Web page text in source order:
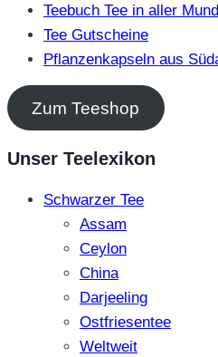
Teebuch Tee in aller
Tee Gutscheine
Pflanzenkapseln aus
Zum Teeshop
Unser Teelexikon
Schwarzer Tee
Assam
Ceylon
China
Darjeeling
Ostfriesentee
Weltweit